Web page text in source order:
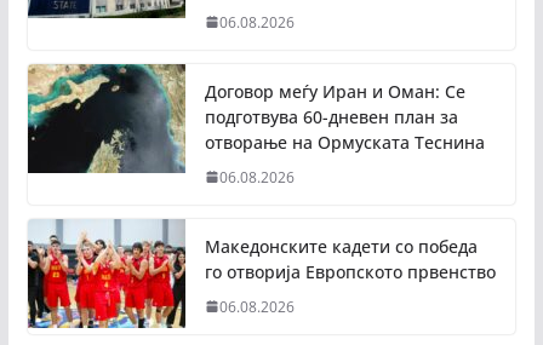
06.08.2026
Договор меѓу Иран и Оман: Се
подготвува 60-дневен план за
отворање на Ормуската Теснина
06.08.2026
Македонските кадети со победа
го отворија Европското првенство
06.08.2026